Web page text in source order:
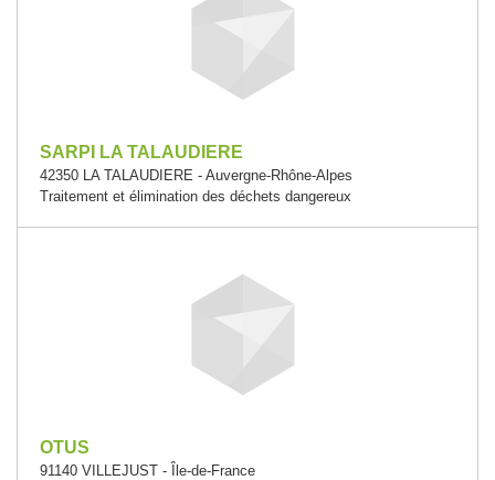
SARPI LA TALAUDIERE
42350 LA TALAUDIERE - Auvergne-Rhône-Alpes
Traitement et élimination des déchets dangereux
OTUS
91140 VILLEJUST - Île-de-France